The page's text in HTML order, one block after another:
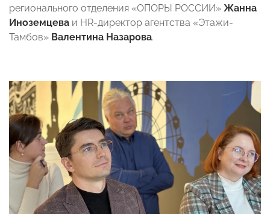
регионального отделения «ОПОРЫ РОССИИ» Жанна
Иноземцева и HR-директор агентства «Этажи-
Тамбов» Валентина Назарова.